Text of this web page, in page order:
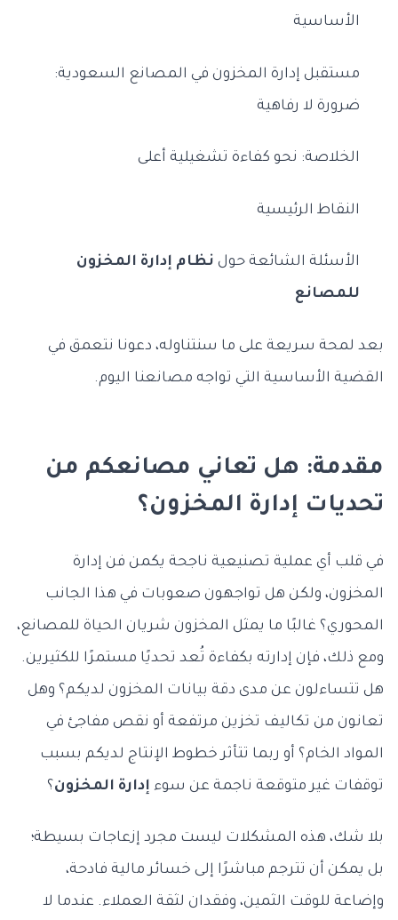
الأساسية
مستقبل إدارة المخزون في المصانع السعودية:
ضرورة لا رفاهية
الخلاصة: نحو كفاءة تشغيلية أعلى
النقاط الرئيسية
الأسئلة الشائعة حول نظام إدارة المخزون
للمصانع
بعد لمحة سريعة على ما سنتناوله، دعونا نتعمق في
القضية الأساسية التي تواجه مصانعنا اليوم.
مقدمة: هل تعاني مصانعكم من
تحديات إدارة المخزون؟
في قلب أي عملية تصنيعية ناجحة يكمن فن إدارة
المخزون، ولكن هل تواجهون صعوبات في هذا الجانب
المحوري؟ غالبًا ما يمثل المخزون شريان الحياة للمصانع،
ومع ذلك، فإن إدارته بكفاءة تُعد تحديًا مستمرًا للكثيرين.
هل تتساءلون عن مدى دقة بيانات المخزون لديكم؟ وهل
تعانون من تكاليف تخزين مرتفعة أو نقص مفاجئ في
المواد الخام؟ أو ربما تتأثر خطوط الإنتاج لديكم بسبب
توقفات غير متوقعة ناجمة عن سوء إدارة المخزون ؟
بلا شك، هذه المشكلات ليست مجرد إزعاجات بسيطة؛
بل يمكن أن تترجم مباشرًا إلى خسائر مالية فادحة،
وإضاعة للوقت الثمين، وفقدان لثقة العملاء. عندما لا